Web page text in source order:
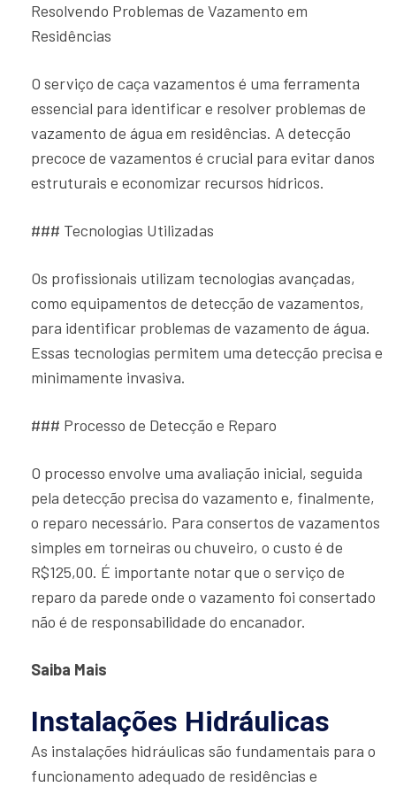
Resolvendo Problemas de Vazamento em
Residências
O serviço de caça vazamentos é uma ferramenta
essencial para identificar e resolver problemas de
vazamento de água em residências. A detecção
precoce de vazamentos é crucial para evitar danos
estruturais e economizar recursos hídricos.
### Tecnologias Utilizadas
Os profissionais utilizam tecnologias avançadas,
como equipamentos de detecção de vazamentos,
para identificar problemas de vazamento de água.
Essas tecnologias permitem uma detecção precisa e
minimamente invasiva.
### Processo de Detecção e Reparo
O processo envolve uma avaliação inicial, seguida
pela detecção precisa do vazamento e, finalmente,
o reparo necessário. Para consertos de vazamentos
simples em torneiras ou chuveiro, o custo é de
R$125,00. É importante notar que o serviço de
reparo da parede onde o vazamento foi consertado
não é de responsabilidade do encanador.
Saiba Mais
Instalações Hidráulicas
As instalações hidráulicas são fundamentais para o
funcionamento adequado de residências e